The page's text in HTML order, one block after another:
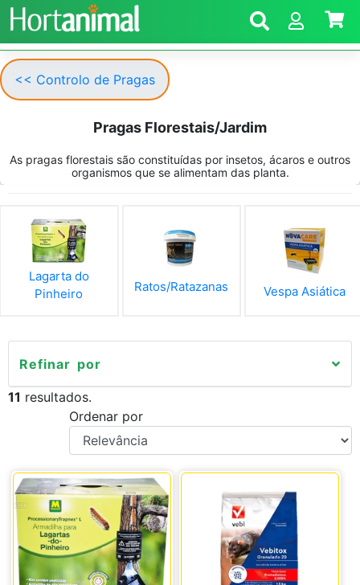
<< Controlo de Pragas
Pragas Florestais/Jardim
As pragas florestais são constituídas por insetos, ácaros e outros
organismos que se alimentam das planta.
Lagarta do
Pinheiro
Ratos/Ratazanas Vespa Asiática
Refinar por
11 resultados.
Ordenar por